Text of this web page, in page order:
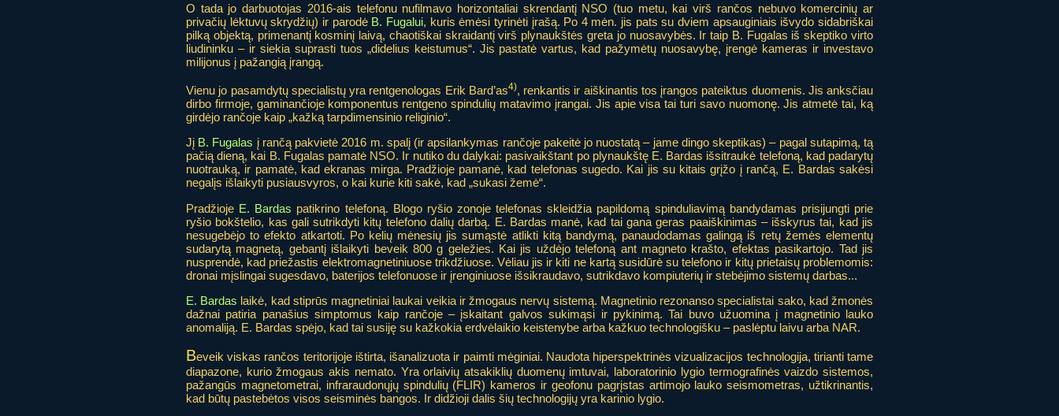
O tada jo darbuotojas 2016-ais telefonu nufilmavo horizontaliai skrendantį NSO (tuo metu, kai virš rančos nebuvo komercinių ar
privačių lėktuvų skrydžių) ir parodė B. Fugalui, kuris ėmėsi tyrinėti įrašą. Po 4 mėn. jis pats su dviem apsauginiais išvydo sidabriškai
pilką objektą, primenantį kosminį laivą, chaotiškai skraidantį virš plynaukštės greta jo nuosavybės. Ir taip B. Fugalas iš skeptiko virto
liudininku – ir siekia suprasti tuos „didelius keistumus“. Jis pastatė vartus, kad pažymėtų nuosavybę, įrengė kameras ir investavo
milijonus į pažangią įrangą.
Vienu jo pasamdytų specialistų yra rentgenologas Erik Bard’as4), renkantis ir aiškinantis tos įrangos pateiktus duomenis. Jis anksčiau
dirbo firmoje, gaminančioje komponentus rentgeno spindulių matavimo įrangai. Jis apie visa tai turi savo nuomonę. Jis atmetė tai, ką
girdėjo rančoje kaip „kažką tarpdimensinio religinio“.
Jį B. Fugalas į rančą pakvietė 2016 m. spalį (ir apsilankymas rančoje pakeitė jo nuostatą – jame dingo skeptikas) – pagal sutapimą, tą
pačią dieną, kai B. Fugalas pamatė NSO. Ir nutiko du dalykai: pasivaikštant po plynaukštę E. Bardas išsitraukė telefoną, kad padarytų
nuotrauką, ir pamatė, kad ekranas mirga. Pradžioje pamanė, kad telefonas sugedo. Kai jis su kitais grįžo į rančą, E. Bardas sakėsi
negalįs išlaikyti pusiausvyros, o kai kurie kiti sakė, kad „sukasi žemė“.
Pradžioje E. Bardas patikrino telefoną. Blogo ryšio zonoje telefonas skleidžia papildomą spinduliavimą bandydamas prisijungti prie
ryšio bokštelio, kas gali sutrikdyti kitų telefono dalių darbą. E. Bardas manė, kad tai gana geras paaiškinimas – išskyrus tai, kad jis
nesugebėjo to efekto atkartoti. Po kelių mėnesių jis sumąstė atlikti kitą bandymą, panaudodamas galingą iš retų žemės elementų
sudarytą magnetą, gebantį išlaikyti beveik 800 g geležies. Kai jis uždėjo telefoną ant magneto krašto, efektas pasikartojo. Tad jis
nusprendė, kad priežastis elektromagnetiniuose trikdžiuose. Vėliau jis ir kiti ne kartą susidūrė su telefono ir kitų prietaisų problemomis:
dronai mįslingai sugesdavo, baterijos telefonuose ir įrenginiuose išsikraudavo, sutrikdavo kompiuterių ir stebėjimo sistemų darbas...
E. Bardas laikė, kad stiprūs magnetiniai laukai veikia ir žmogaus nervų sistemą. Magnetinio rezonanso specialistai sako, kad žmonės
dažnai patiria panašius simptomus kaip rančoje – įskaitant galvos sukimąsi ir pykinimą. Tai buvo užuomina į magnetinio lauko
anomaliją. E. Bardas spėjo, kad tai susiję su kažkokia erdvėlaikio keistenybe arba kažkuo technologišku – paslėptu laivu arba NAR.
Beveik viskas rančos teritorijoje ištirta, išanalizuota ir paimti mėginiai. Naudota hiperspektrinės vizualizacijos technologija, tirianti tame
diapazone, kurio žmogaus akis nemato. Yra orlaivių atsakiklių duomenų imtuvai, laboratorinio lygio termografinės vaizdo sistemos,
pažangūs magnetometrai, infraraudonųjų spindulių (FLIR) kameros ir geofonu pagrįstas artimojo lauko seismometras, užtikrinantis,
kad būtų pastebėtos visos seisminės bangos. Ir didžioji dalis šių technologijų yra karinio lygio.